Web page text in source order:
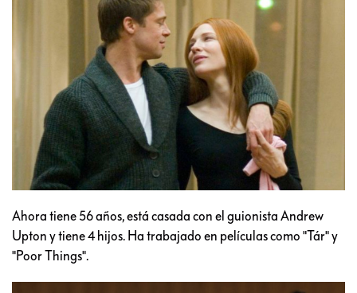
Ahora tiene 56 años, está casada con el guionista Andrew
Upton y tiene 4 hijos. Ha trabajado en películas como "Tár" y
"Poor Things".